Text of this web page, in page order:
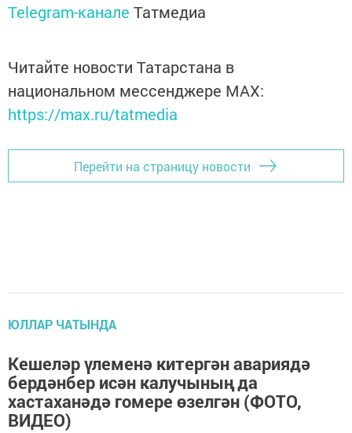
Telegram-канале Татмедиа
Читайте новости Татарстана в
национальном мессенджере MАХ:
https://max.ru/tatmedia
Перейти на страницу новости
ЮЛЛАР ЧАТЫНДА
Кешеләр үлеменә китергән авариядә
бердәнбер исән калучының да
хастаханәдә гомере өзелгән (ФОТО,
ВИДЕО)